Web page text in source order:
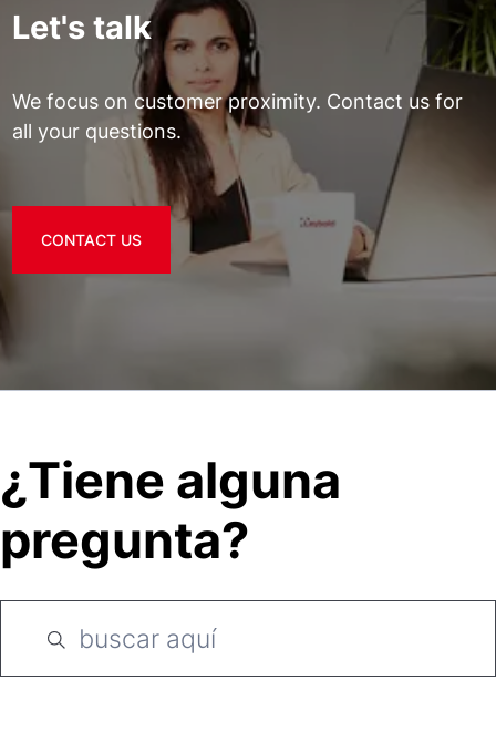
Let's talk
We focus on customer proximity. Contact us for
all your questions.
CONTACT US
¿Tiene alguna
pregunta?